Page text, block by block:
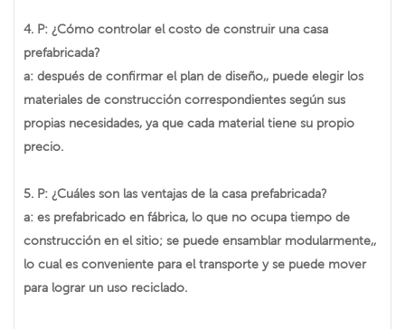
4. P: ¿Cómo controlar el costo de construir una casa
prefabricada?
a: después de confirmar el plan de diseño,, puede elegir los
materiales de construcción correspondientes según sus
propias necesidades, ya que cada material tiene su propio
precio.
5. P: ¿Cuáles son las ventajas de la casa prefabricada?
a: es prefabricado en fábrica, lo que no ocupa tiempo de
construcción en el sitio; se puede ensamblar modularmente,,
lo cual es conveniente para el transporte y se puede mover
para lograr un uso reciclado.